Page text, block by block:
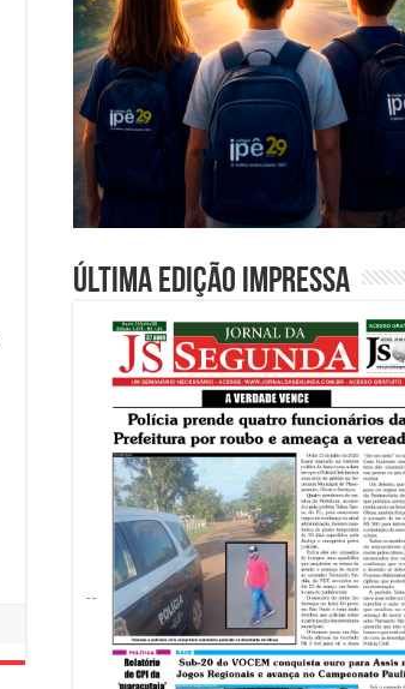
Última edição impressa